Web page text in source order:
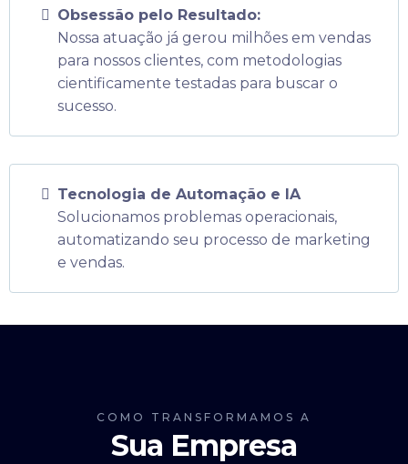
Obsessão pelo Resultado:
Nossa atuação já gerou milhões em vendas
para nossos clientes, com metodologias
cientificamente testadas para buscar o
sucesso.
Tecnologia de Automação e IA
Solucionamos problemas operacionais,
automatizando seu processo de marketing
e vendas.
COMO TRANSFORMAMOS A
Sua Empresa